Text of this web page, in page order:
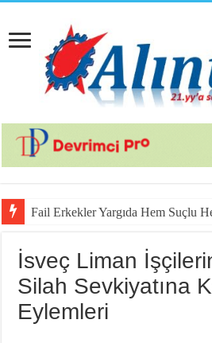
Fail Erkekler Yargıda Hem Suçlu
İsveç Liman
Silah Sevkiyatına
Eylemleri